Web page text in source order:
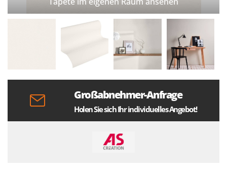
Großabnehmer-Anfrage
Holen Sie sich Ihr individuelles Angebot!